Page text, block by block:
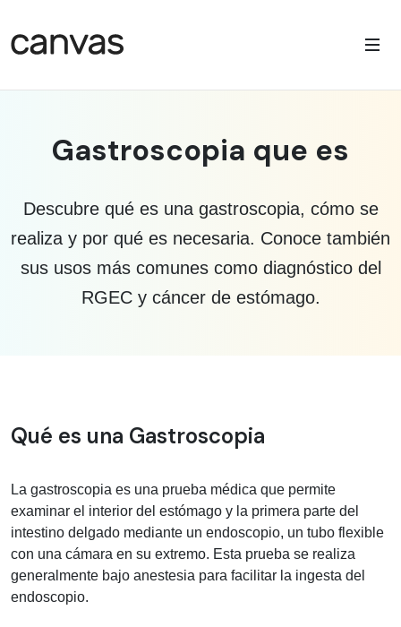
Gastroscopia que es
Descubre qué es una gastroscopia, cómo se
realiza y por qué es necesaria. Conoce también
sus usos más comunes como diagnóstico del
RGEC y cáncer de estómago.
Información médica sobre
Qué es una Gastroscopia
La gastroscopia es una prueba médica que permite
examinar el interior del estómago y la primera parte del
intestino delgado mediante un endoscopio, un tubo flexible
con una cámara en su extremo. Esta prueba se realiza
generalmente bajo anestesia para facilitar la ingesta del
endoscopio.